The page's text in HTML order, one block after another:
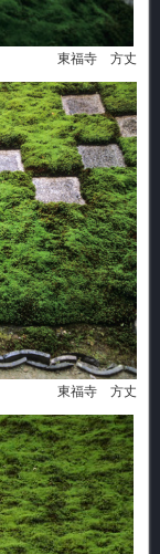
東福寺 方丈
東福寺 方丈